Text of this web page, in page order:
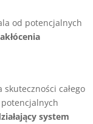
od potencjalnych
całego
system